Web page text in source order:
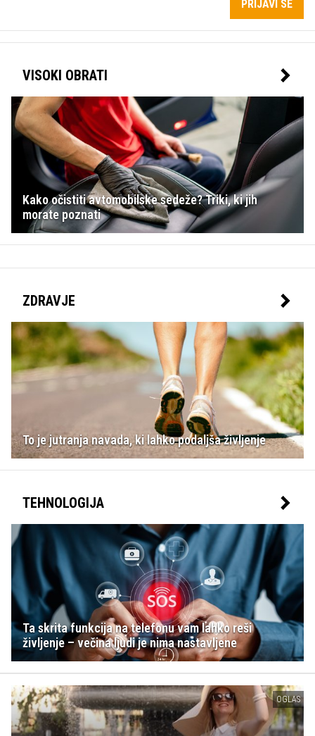
PRIJAVI SE
VISOKI OBRATI
Kako očistiti avtomobilske sedeže? Triki, ki jih
morate poznati
ZDRAVJE
To je jutranja navada, ki lahko podaljša življenje
TEHNOLOGIJA
Ta skrita funkcija na telefonu vam lahko reši
življenje – večina ljudi je nima nastavljene
OGLAS